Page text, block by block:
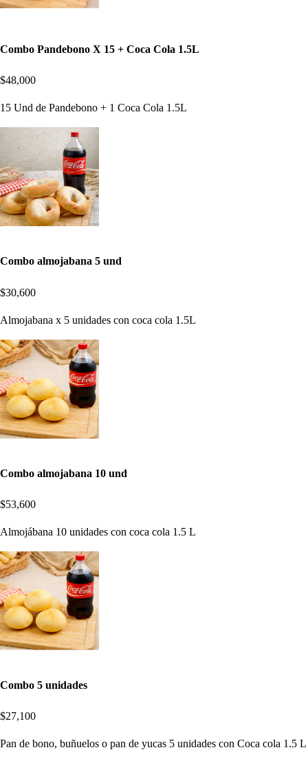
Combo Pandebono X 15 + Coca Cola 1.5L
$48,000
15 Und de Pandebono + 1 Coca Cola 1.5L
Combo almojabana 5 und
$30,600
Almojabana x 5 unidades con coca cola 1.5L
Combo almojabana 10 und
$53,600
Almojábana 10 unidades con coca cola 1.5 L
Combo 5 unidades
$27,100
Pan de bono, buñuelos o pan de yucas 5 unidades con Coca cola 1.5 L